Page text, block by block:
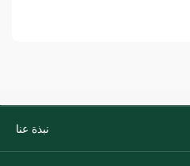
نبذة عنا